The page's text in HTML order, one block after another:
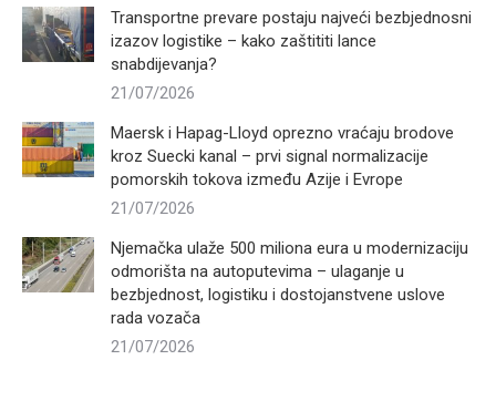
Transportne prevare postaju najveći bezbjednosni
izazov logistike – kako zaštititi lance
snabdijevanja?
21/07/2026
Maersk i Hapag-Lloyd oprezno vraćaju brodove
kroz Suecki kanal – prvi signal normalizacije
pomorskih tokova između Azije i Evrope
21/07/2026
Njemačka ulaže 500 miliona eura u modernizaciju
odmorišta na autoputevima – ulaganje u
bezbjednost, logistiku i dostojanstvene uslove
rada vozača
21/07/2026